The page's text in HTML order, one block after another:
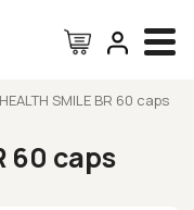
SMILE BR 60 caps
60 caps